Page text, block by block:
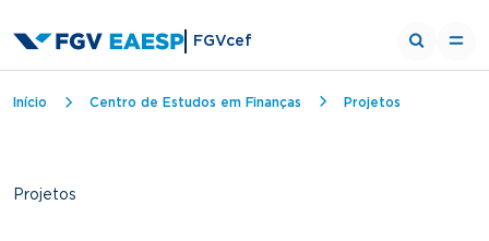
FGVcef
Trilha de navegação
Início Centro de Estudos em Finanças Projetos
Projetos